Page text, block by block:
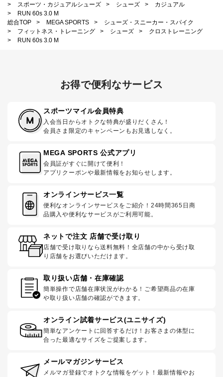
>
スポーツ・カジュアルシューズ > シューズ >
カジュアル
>
RUN 60s 3.0 M
総合TOP
> MEGA SPORTS >
シューズ・スニーカー・スパイク
>
フィットネス・トレーニング > シューズ >
クロストレーニング
>
RUN 60s 3.0 M
お得で便利なサービス
スポーツマイル会員特典
入会当日からオトクな特典が盛りだくさん！
会員さま限定のキャンペーンもお見逃しなく。
MEGA SPORTS 公式アプリ
会員証がすぐに開けて便利！
アプリクーポンや最新情報をお知らせします。
オンラインサービス一覧
便利なオンラインサービスをご紹介！24時間365日商
品購入や便利なサービスがご利用可能。
ネットで注文 店舗で受け取り
店舗で受け取りなら送料無料！全店舗の中から受け取
り店舗をお選びいただけます。
取り扱い店舗・在庫確認
簡単操作で店舗在庫状況がわかる！ご希望商品の在庫
や取り扱い店舗の確認ができます。
オンライン試着サービス(ユニサイズ)
簡単なアンケートに回答するだけ！お客さまの体型に
合った最適なサイズをご提案します。
メールマガジンサービス
メルマガ登録でオトクな情報をゲット！最新情報やお